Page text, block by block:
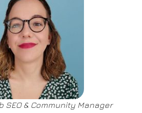
SEO & Community Manager